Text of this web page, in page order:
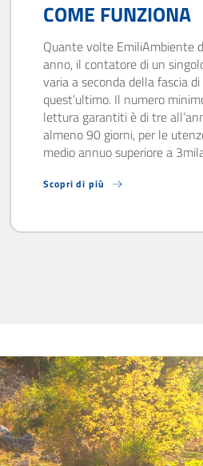
COME FUNZIONA
Quante volte EmiliAmbiente
anno, il contatore di un
varia a seconda della fascia
quest’ultimo. Il numero
lettura garantiti è di tre
almeno 90 giorni, per le
medio annuo superiore a
Scopri di più